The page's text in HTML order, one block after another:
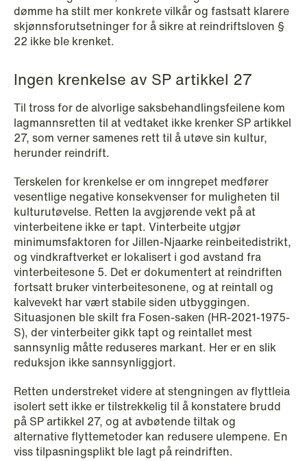
NEWS
When your former founder takes the
database
Read more
dømme ha stilt mer konkrete vilkår og fastsatt klarere
skjønnsforutsetninger for å sikre at reindriftsloven §
22 ikke ble krenket.
Ingen krenkelse av SP artikkel 27
Til tross for de alvorlige saksbehandlingsfeilene kom
lagmannsretten til at vedtaket ikke krenker SP artikkel
27, som verner samenes rett til å utøve sin kultur,
herunder reindrift.
Terskelen for krenkelse er om inngrepet medfører
vesentlige negative konsekvenser for muligheten til
kulturutøvelse. Retten la avgjørende vekt på at
vinterbeitene ikke er tapt. Vinterbeite utgjør
minimumsfaktoren for Jillen-Njaarke reinbeitedistrikt,
og vindkraftverket er lokalisert i god avstand fra
vinterbeitesone 5. Det er dokumentert at reindriften
fortsatt bruker vinterbeitesonene, og at reintall og
kalvevekt har vært stabile siden utbyggingen.
Situasjonen ble skilt fra Fosen-saken (HR-2021-1975-
S), der vinterbeiter gikk tapt og reintallet mest
sannsynlig måtte reduseres markant. Her er en slik
reduksjon ikke sannsynliggjort.
Retten understreket videre at stengningen av flyttleia
isolert sett ikke er tilstrekkelig til å konstatere brudd
på SP artikkel 27, og at avbøtende tiltak og
alternative flyttemetoder kan redusere ulempene. En
viss tilpasningsplikt ble lagt på reindriften.